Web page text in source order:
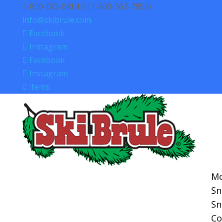
1-800-DO-BRULE (1-800-362-7853)
info@skibrule.com
Facebook
Instagram
Facebook
Instagram
0 Items